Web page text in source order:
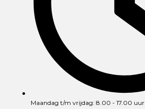
Maandag t/m vrijdag: 8.00 - 17.00 uur